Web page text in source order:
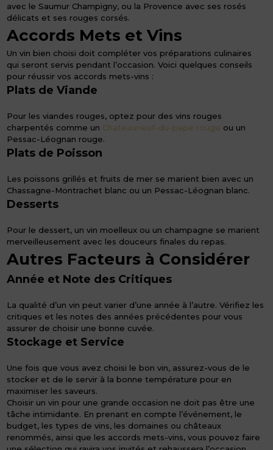
avec le Saumur Champigny, ou la Provence avec ses rosés
délicats et ses rouges corsés.
Accords Mets et Vins
Un vin bien choisi doit compléter vos préparations culinaires
qui seront servis pendant l’occasion. Voici quelques conseils
pour réussir vos accords mets-vins :
Plats de Viande
Pour les viandes rouges, optez pour des vins rouges
charpentés comme un Chateauneuf-du-pape rouge ou un
Pessac-Léognan rouge.
Plats de Poisson
Les poissons grillés et fruits de mer se marient bien avec un
Chassagne-Montrachet blanc ou un Pessac-Léognan blanc.
Desserts
Pour le dessert, un vin moelleux ou un champagne se marient
merveilleusement avec les douceurs finales du repas.
Autres Facteurs à Considérer
Année et Note des Critiques
La qualité d’un vin peut varier d’une année à l’autre. Vérifiez les
critiques et les notes des années précédentes pour vous
assurer de choisir une bonne cuvée.
Stockage et Service
Une fois que vous avez choisi le bon vin, assurez-vous de le
stocker et de le servir à la bonne température pour en
maximiser les saveurs.
Choisir un vin pour une grande occasion ne doit pas être une
tâche intimidante. En prenant en compte l’événement, le
budget, les types de vins, les domaines ou châteaux
renommés, ainsi que les accords mets-vins, vous pouvez faire